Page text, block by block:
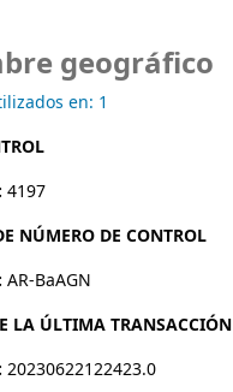
geográfico
en: 1
4197
NÚMERO DE CONTROL
AR-BaAGN
LA ÚLTIMA TRANSACCIÓN
20230622122423.0